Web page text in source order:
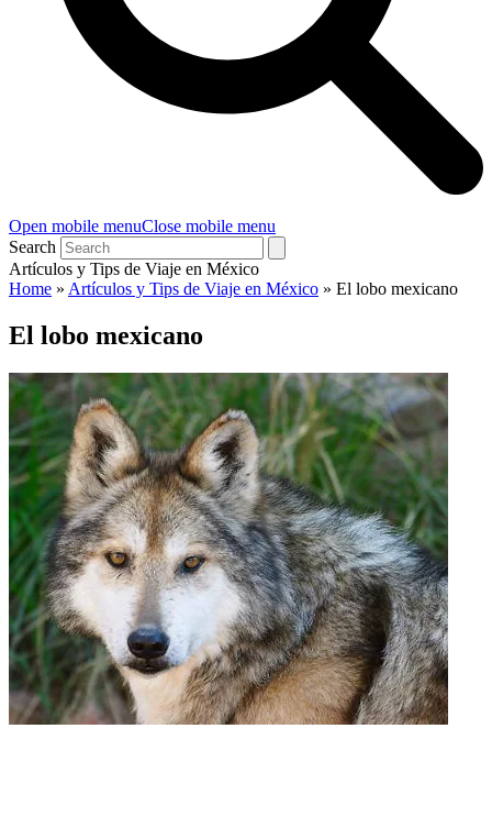
Open mobile menuClose mobile menu
Search
Artículos y Tips de Viaje en México
Home » Artículos y Tips de Viaje en México » El lobo mexicano
El lobo mexicano